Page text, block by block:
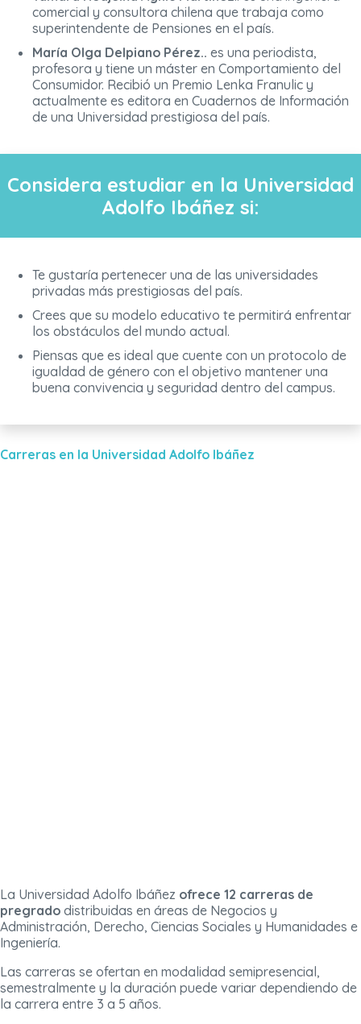
comercial y consultora chilena que trabaja como
superintendente de Pensiones en el país.
María Olga Delpiano Pérez.. es una periodista,
profesora y tiene un máster en Comportamiento del
Consumidor. Recibió un Premio Lenka Franulic y
actualmente es editora en Cuadernos de Información
de una Universidad prestigiosa del país.
Considera estudiar en la Universidad
Adolfo Ibáñez si:
Te gustaría pertenecer una de las universidades
privadas más prestigiosas del país.
Crees que su modelo educativo te permitirá enfrentar
los obstáculos del mundo actual.
Piensas que es ideal que cuente con un protocolo de
igualdad de género con el objetivo mantener una
buena convivencia y seguridad dentro del campus.
Carreras en la Universidad Adolfo Ibáñez
La Universidad Adolfo Ibáñez ofrece 12 carreras de
pregrado distribuidas en áreas de Negocios y
Administración, Derecho, Ciencias Sociales y Humanidades e
Ingeniería.
Las carreras se ofertan en modalidad semipresencial,
semestralmente y la duración puede variar dependiendo de
la carrera entre 3 a 5 años.